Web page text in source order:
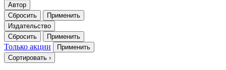
Автор
Сбросить
Применить
Издательство
Сбросить
Применить
Только акции
Применить
Сортировать ›